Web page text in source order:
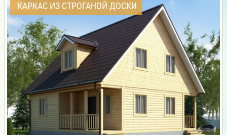
КАРКАС ИЗ СТРОГАНОЙ ДОСКИ